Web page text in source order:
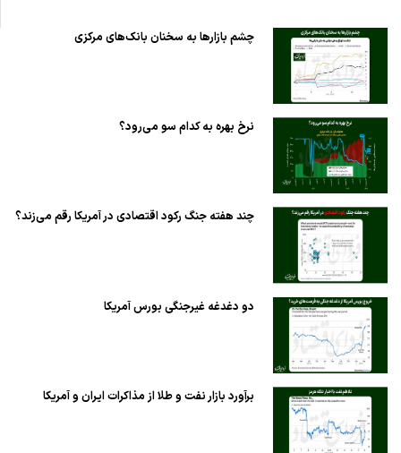
چشم بازارها به سخنان بانک‌های مرکزی
نرخ بهره به کدام سو می‌رود؟
چند هفته جنگ رکود اقتصادی در آمریکا رقم می‌زند؟
دو دغدغه غیرجنگی بورس آمریکا
برآورد بازار نفت و طلا از مذاکرات ایران و آمریکا